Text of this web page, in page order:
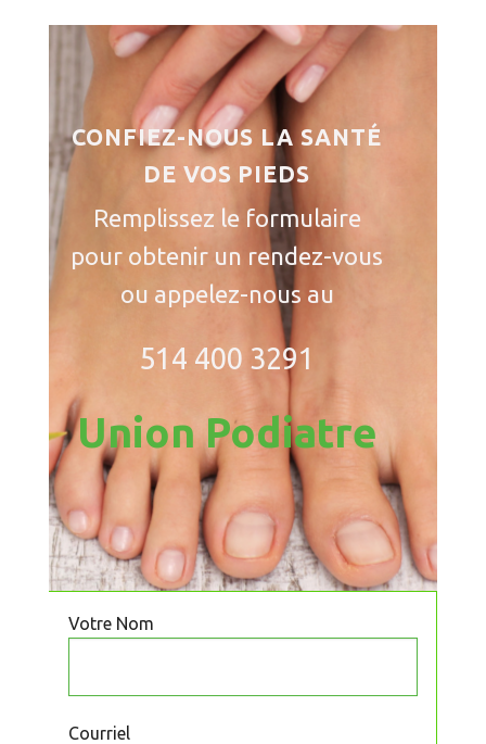
CONFIEZ-NOUS LA SANTÉ
DE VOS PIEDS
Remplissez le formulaire
pour obtenir un rendez-vous
ou appelez-nous au
514 400 3291
Union Podiatre
Votre Nom
Courriel